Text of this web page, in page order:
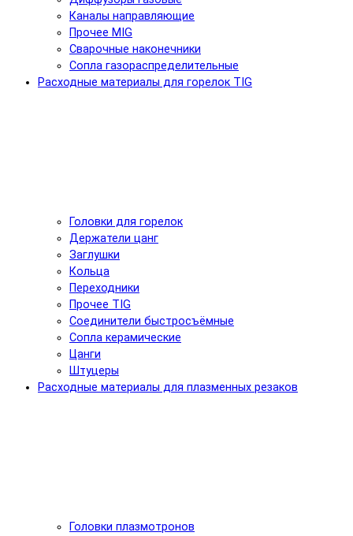
Каналы направляющие
Прочее MIG
Сварочные наконечники
Сопла газораспределительные
Расходные материалы для горелок TIG
Головки для горелок
Держатели цанг
Заглушки
Кольца
Переходники
Прочее TIG
Соединители быстросъёмные
Сопла керамические
Цанги
Штуцеры
Расходные материалы для плазменных резаков
Головки плазмотронов